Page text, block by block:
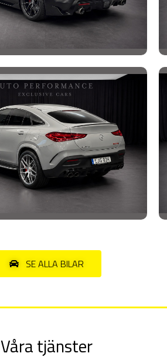
SE ALLA BILAR
Våra tjänster